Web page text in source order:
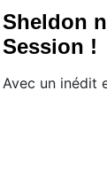
Sheldon
Session !
Avec un inédit